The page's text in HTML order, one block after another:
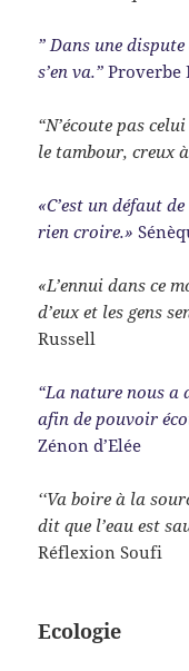
” Dans une
s’en va.” Proverbe
“N’écoute pas
le tambour, creux
«C’est un défaut
rien croire.»
«L’ennui dans ce
d’eux et les gens
Russell
“La nature nous a
afin de pouvoir
Zénon d’Elée
‘‘Va boire à la
dit que l’eau est
Réflexion Soufi
Ecologie